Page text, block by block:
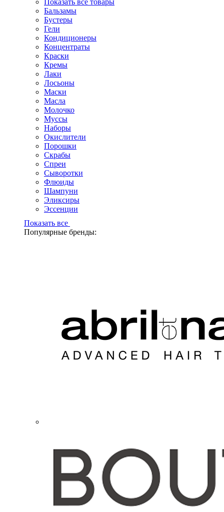
Показать все товары
Бальзамы
Бустеры
Гели
Кондиционеры
Концентраты
Краски
Кремы
Лаки
Лосьоны
Маски
Масла
Молочко
Муссы
Наборы
Окислители
Порошки
Скрабы
Спреи
Сыворотки
Флюиды
Шампуни
Эликсиры
Эссенции
Показать все
Популярные бренды: